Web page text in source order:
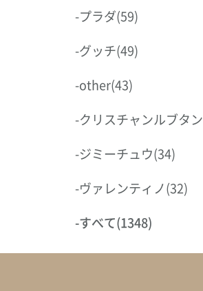
-プラダ(59)
-グッチ(49)
-other(43)
-クリスチャンルブタン
-ジミーチュウ(34)
-ヴァレンティノ(32)
-すべて(1348)